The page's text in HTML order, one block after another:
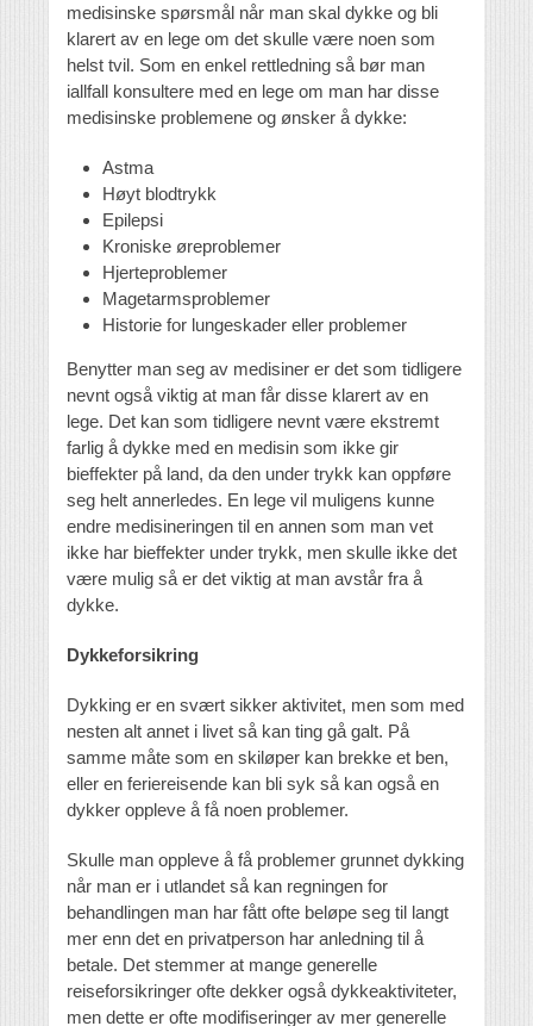
medisinske spørsmål når man skal dykke og bli
klarert av en lege om det skulle være noen som
helst tvil. Som en enkel rettledning så bør man
iallfall konsultere med en lege om man har disse
medisinske problemene og ønsker å dykke:
Astma
Høyt blodtrykk
Epilepsi
Kroniske øreproblemer
Hjerteproblemer
Magetarmsproblemer
Historie for lungeskader eller problemer
Benytter man seg av medisiner er det som tidligere
nevnt også viktig at man får disse klarert av en
lege. Det kan som tidligere nevnt være ekstremt
farlig å dykke med en medisin som ikke gir
bieffekter på land, da den under trykk kan oppføre
seg helt annerledes. En lege vil muligens kunne
endre medisineringen til en annen som man vet
ikke har bieffekter under trykk, men skulle ikke det
være mulig så er det viktig at man avstår fra å
dykke.
Dykkeforsikring
Dykking er en svært sikker aktivitet, men som med
nesten alt annet i livet så kan ting gå galt. På
samme måte som en skiløper kan brekke et ben,
eller en feriereisende kan bli syk så kan også en
dykker oppleve å få noen problemer.
Skulle man oppleve å få problemer grunnet dykking
når man er i utlandet så kan regningen for
behandlingen man har fått ofte beløpe seg til langt
mer enn det en privatperson har anledning til å
betale. Det stemmer at mange generelle
reiseforsikringer ofte dekker også dykkeaktiviteter,
men dette er ofte modifiseringer av mer generelle